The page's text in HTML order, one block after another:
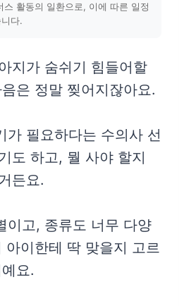
스 활동의 일환으로, 이에 따른 일정
다.
지가 숨쉬기 힘들어할
은 정말 찢어지잖아요.
가 필요하다는 수의사 선
도 하고, 뭘 사야 할지
든요.
이고, 종류도 너무 다양
아이한테 딱 맞을지 고르
요.